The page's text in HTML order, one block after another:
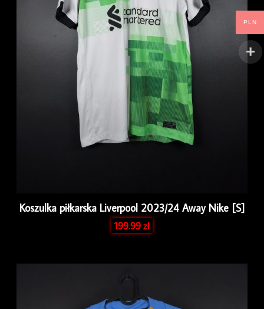
Koszulka piłkarska Liverpool 2023/24 Away Nike [S]
199.99zł
PLN